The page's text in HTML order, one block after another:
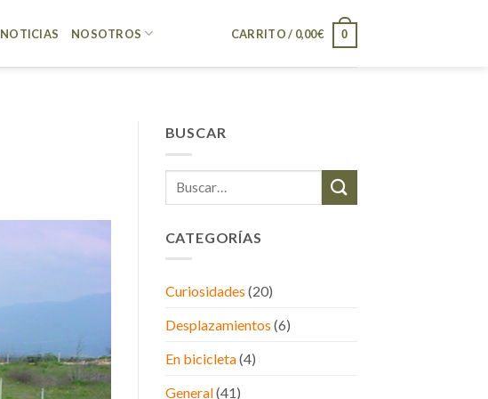
NOTICIAS NOSOTROS CARRITO / 0,00€ 0
BUSCAR
CATEGORÍAS
Curiosidades (20)
Desplazamientos (6)
En bicicleta(4)
General(41)